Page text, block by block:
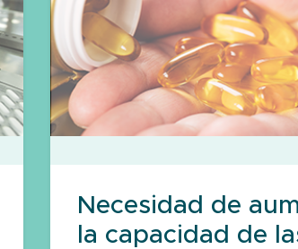
Necesidad de
la capacidad de